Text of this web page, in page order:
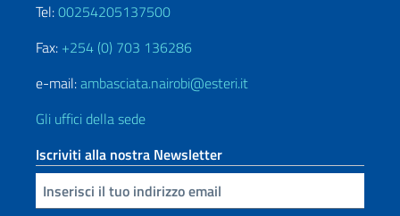
Tel:00254205137500
Fax: +254 (0) 703 136286
e-mail:ambasciata.nairobi@esteri.it
Gli uffici della sede
Iscriviti alla nostra Newsletter
Inserisci la tua email